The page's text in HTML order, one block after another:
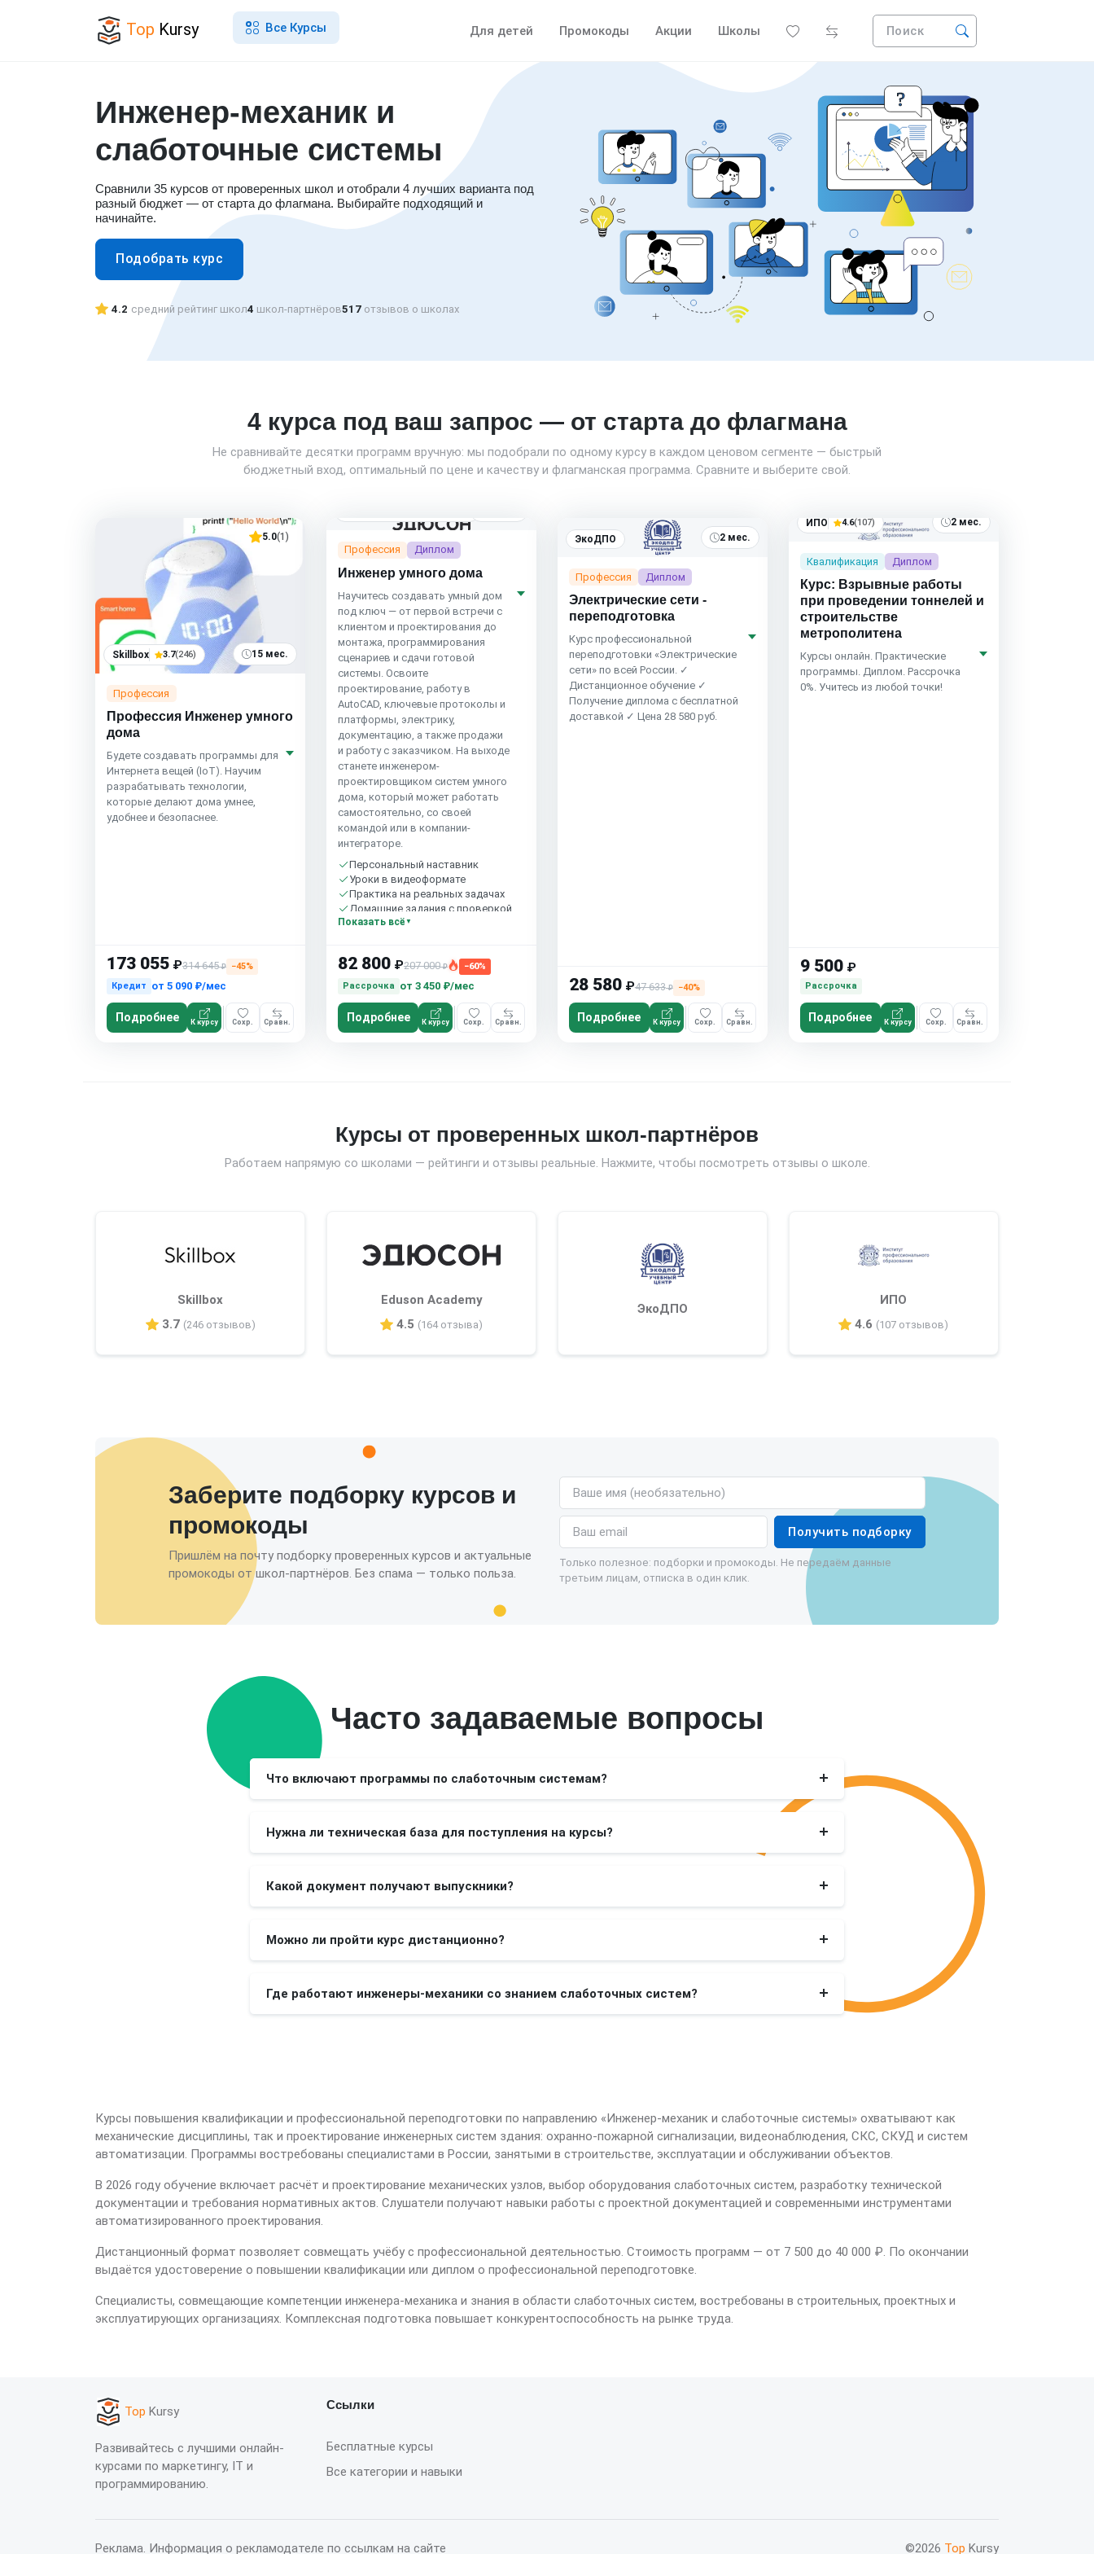
Top Kursy Все Курсы Для детей Промокоды Акции Школы Поиск
Инженер-механик и
слаботочные системы
Сравнили 35 курсов от проверенных школ и отобрали 4 лучших варианта под
разный бюджет — от старта до флагмана. Выбирайте подходящий и
начинайте.
Подобрать курс
4.2 средний рейтинг школ4 школ-партнёров517 отзывов о школах
?
4 курса под ваш запрос — от старта до флагмана
Не сравнивайте десятки программ вручную: мы подобрали по одному курсу в каждом ценовом сегменте — быстрый
бюджетный вход, оптимальный по цене и качеству и флагманская программа. Сравните и выберите свой.
5.0(1)
Skillbox 3.7(246) 15 мес.
Профессия
Профессия Инженер умного
дома
Будете создавать программы для
Интернета вещей (IoT). Научим
разрабатывать технологии,
которые делают дома умнее,
удобнее и безопаснее.
173 055 ₽314 645₽
−45%
Кредит
от 5 090 ₽/мес
Подробнее К курсу Сохр. Сравн.
Профессия Диплом
Инженер умного дома
Научитесь создавать умный дом
под ключ — от первой встречи с
клиентом и проектирования до
монтажа, программирования
сценариев и сдачи готовой
системы. Освоите
проектирование, работу в
AutoCAD, ключевые протоколы и
платформы, электрику,
документацию, а также продажи
и работу с заказчиком. На выходе
станете инженером-
проектировщиком систем умного
дома, который может работать
самостоятельно, со своей
командой или в компании-
интеграторе.
Персональный наставник
Уроки в видеоформате
Практика на реальных задачах
Домашние задания с проверкой
Бесплатный пробный урок
Показать всё
82 800₽207 000₽
−60%
Рассрочка
от 3 450 ₽/мес
Подробнее К курсу Сохр. Сравн.
ЭкоДПО 2 мес.
Профессия Диплом
Электрические сети -
переподготовка
Курс профессиональной
переподготовки «Электрические
сети» по всей России. ✓
Дистанционное обучение ✓
Получение диплома с бесплатной
доставкой ✓ Цена 28 580 руб.
28 580₽47 633₽ −40%
Подробнее К курсу Сохр. Сравн.
ИПО 4.6(107) 2 мес.
Квалификация Диплом
Курс: Взрывные работы
при проведении тоннелей и
строительстве
метрополитена
Курсы онлайн. Практические
программы. Диплом. Рассрочка
0%. Учитесь из любой точки!
9 500₽
Рассрочка
Подробнее К курсу Сохр. Сравн.
Курсы от проверенных школ-партнёров
Работаем напрямую со школами — рейтинги и отзывы реальные. Нажмите, чтобы посмотреть отзывы о школе.
Skillbox
3.7 (246 отзывов)
Eduson Academy
4.5 (164 отзыва)
ЭкоДПО
ИПО
4.6 (107 отзывов)
Заберите подборку курсов и
промокоды
Пришлём на почту подборку проверенных курсов и актуальные
промокоды от школ-партнёров. Без спама — только польза.
Имя (необязательно)
Получить подборку
Только полезное: подборки и промокоды. Не передаём данные
третьим лицам, отписка в один клик.
Часто задаваемые вопросы
Что включают программы по слаботочным системам?
Нужна ли техническая база для поступления на курсы?
Какой документ получают выпускники?
Можно ли пройти курс дистанционно?
Где работают инженеры-механики со знанием слаботочных систем?
Курсы повышения квалификации и профессиональной переподготовки по направлению «Инженер-механик и слаботочные системы» охватывают как
механические дисциплины, так и проектирование инженерных систем здания: охранно-пожарной сигнализации, видеонаблюдения, СКС, СКУД и систем
автоматизации. Программы востребованы специалистами в России, занятыми в строительстве, эксплуатации и обслуживании объектов.
В 2026 году обучение включает расчёт и проектирование механических узлов, выбор оборудования слаботочных систем, разработку технической
документации и требования нормативных актов. Слушатели получают навыки работы с проектной документацией и современными инструментами
автоматизированного проектирования.
Дистанционный формат позволяет совмещать учёбу с профессиональной деятельностью. Стоимость программ — от 7 500 до 40 000 ₽. По окончании
выдаётся удостоверение о повышении квалификации или диплом о профессиональной переподготовке.
Специалисты, совмещающие компетенции инженера-механика и знания в области слаботочных систем, востребованы в строительных, проектных и
эксплуатирующих организациях. Комплексная подготовка повышает конкурентоспособность на рынке труда.
Top Kursy
Развивайтесь с лучшими онлайн-
курсами по маркетингу, IT и
программированию.
Ссылки
Бесплатные курсы
Все категории и навыки
Реклама. Информация о рекламодателе по ссылкам на сайте ©2026 Top Kursy